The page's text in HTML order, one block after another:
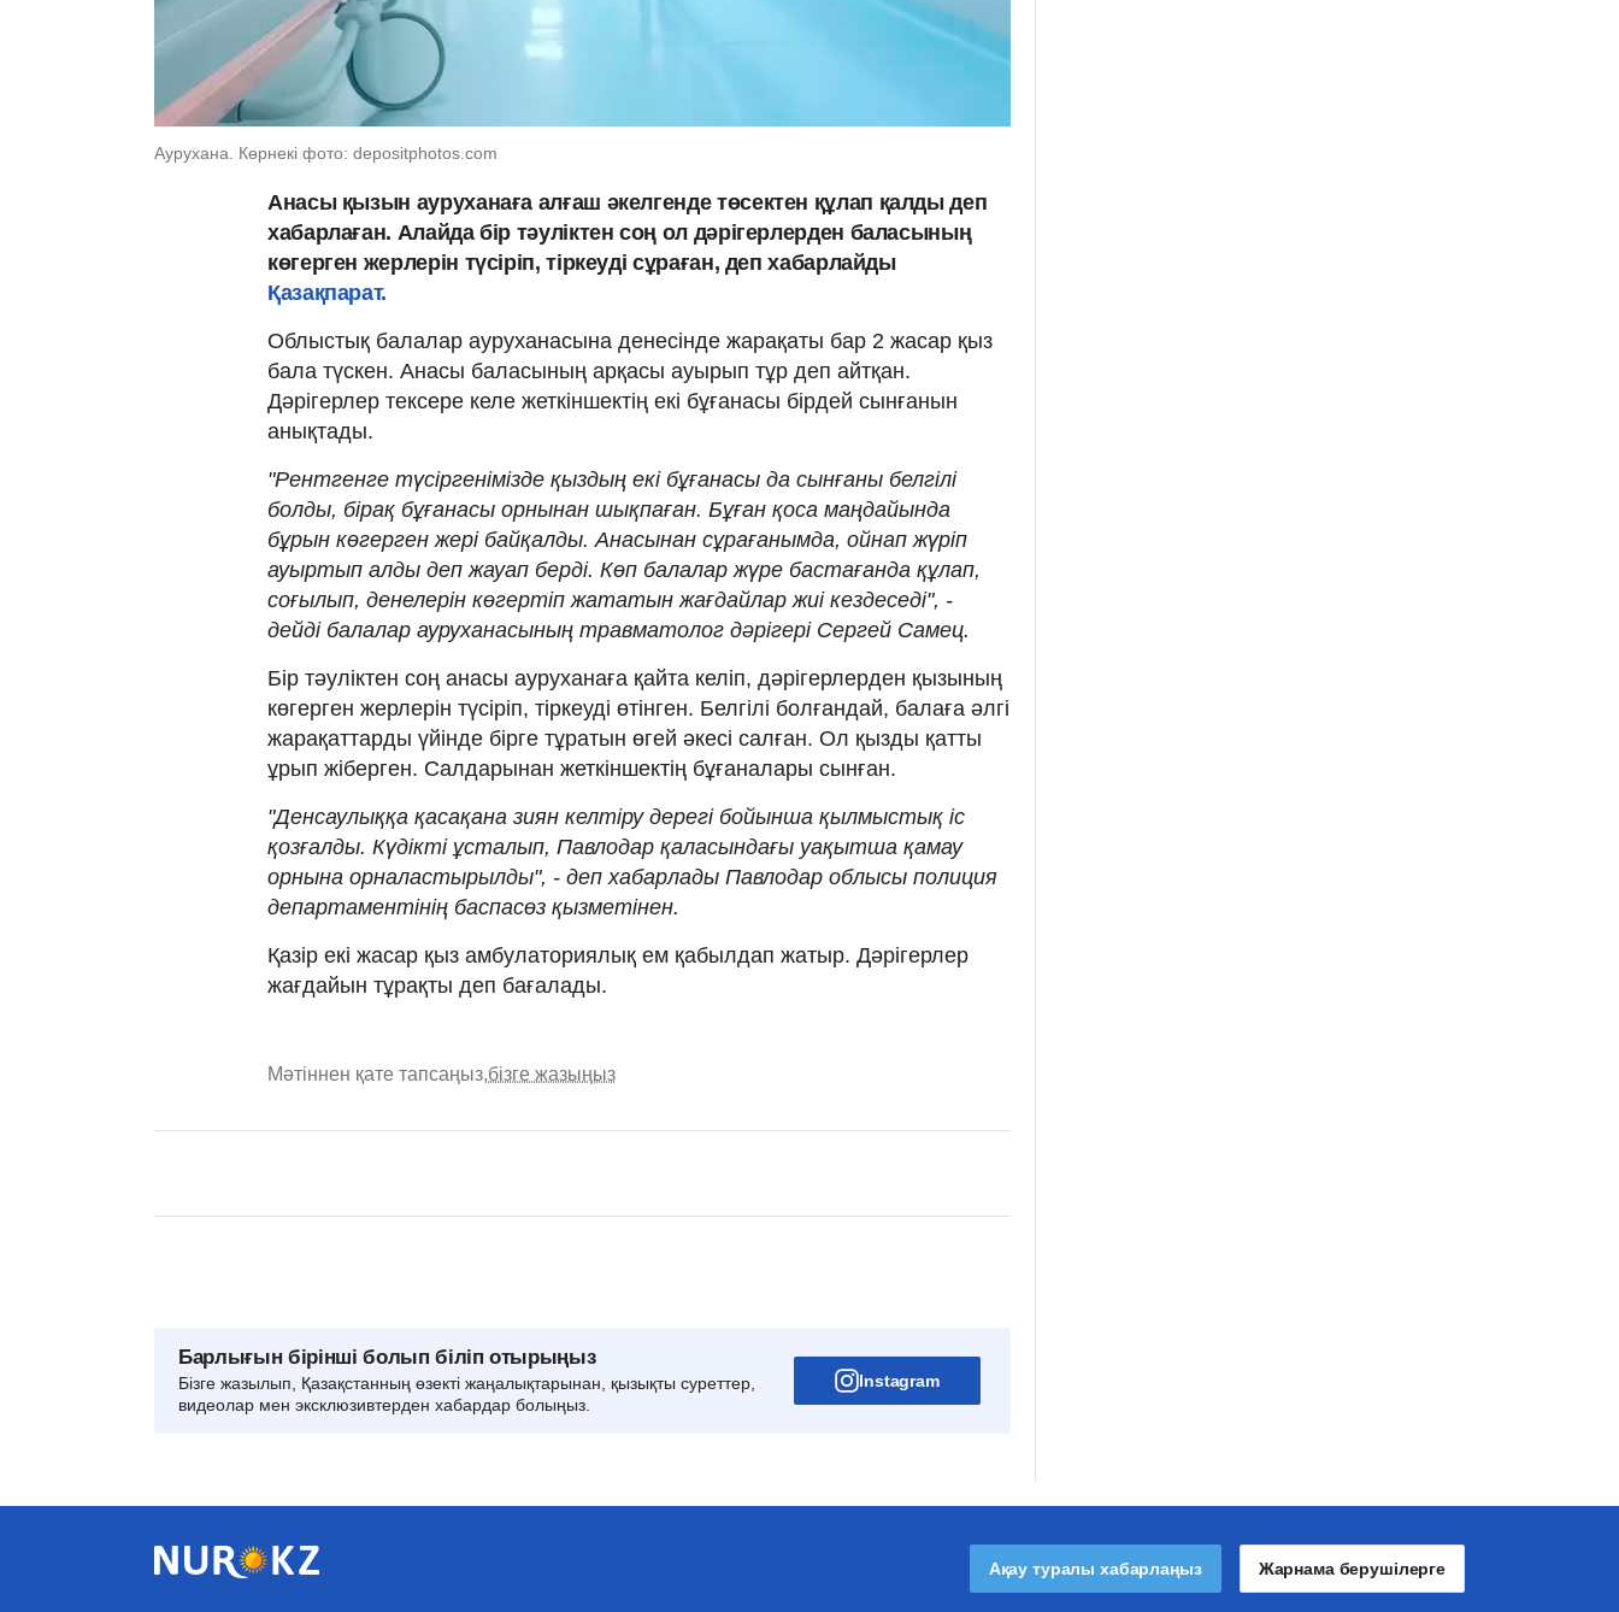
Аурухана. Көрнекі фото: depositphotos.com
Анасы қызын ауруханаға алғаш әкелгенде төсектен құлап қалды деп
хабарлаған. Алайда бір тәуліктен соң ол дәрігерлерден баласының
көгерген жерлерін түсіріп, тіркеуді сұраған, деп хабарлайды
Қазақпарат.
Облыстық балалар ауруханасына денесінде жарақаты бар 2 жасар қыз
бала түскен. Анасы баласының арқасы ауырып тұр деп айтқан.
Дәрігерлер тексере келе жеткіншектің екі бұғанасы бірдей сынғанын
анықтады.
"Рентгенге түсіргенімізде қыздың екі бұғанасы да сынғаны белгілі
болды, бірақ бұғанасы орнынан шықпаған. Бұған қоса маңдайында
бұрын көгерген жері байқалды. Анасынан сұрағанымда, ойнап жүріп
ауыртып алды деп жауап берді. Көп балалар жүре бастағанда құлап,
соғылып, денелерін көгертіп жататын жағдайлар жиі кездеседі", -
дейді балалар ауруханасының травматолог дәрігері Сергей Самец.
Бір тәуліктен соң анасы ауруханаға қайта келіп, дәрігерлерден қызының
көгерген жерлерін түсіріп, тіркеуді өтінген. Белгілі болғандай, балаға әлгі
жарақаттарды үйінде бірге тұратын өгей әкесі салған. Ол қызды қатты
ұрып жіберген. Салдарынан жеткіншектің бұғаналары сынған.
"Денсаулыққа қасақана зиян келтіру дерегі бойынша қылмыстық іс
қозғалды. Күдікті ұсталып, Павлодар қаласындағы уақытша қамау
орнына орналастырылды", - деп хабарлады Павлодар облысы полиция
департаментінің баспасөз қызметінен.
Қазір екі жасар қыз амбулаториялық ем қабылдап жатыр. Дәрігерлер
жағдайын тұрақты деп бағалады.
Мәтіннен қате тапсаңыз,бізге жазыңыз
Барлығын бірінші болып біліп отырыңыз
Бізге жазылып, Қазақстанның өзекті жаңалықтарынан, қызықты суреттер,
видеолар мен эксклюзивтерден хабардар болыңыз.
Instagram
Ақау туралы хабарлаңыз Жарнама берушілерге